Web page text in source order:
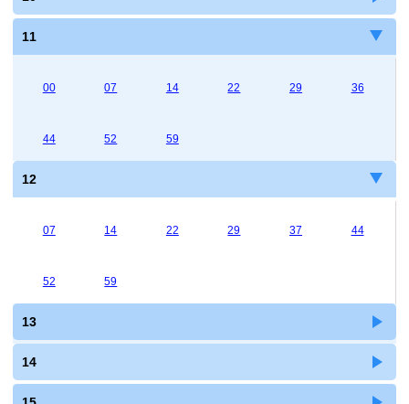
11
00 07 14 22 29 36
44 52 59
12
07 14 22 29 37 44
52 59
13
14